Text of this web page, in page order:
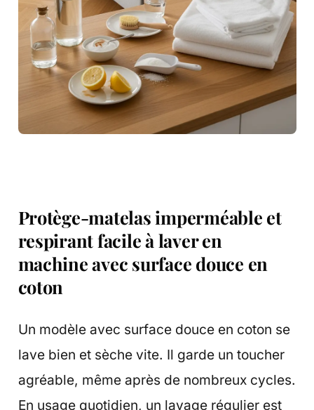
Protège-matelas imperméable et
respirant facile à laver en
machine avec surface douce en
coton
Un modèle avec surface douce en coton se
lave bien et sèche vite. Il garde un toucher
agréable, même après de nombreux cycles.
En usage quotidien, un lavage régulier est